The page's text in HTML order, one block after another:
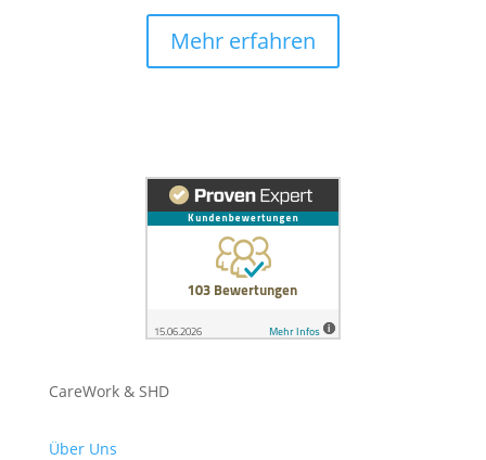
Mehr erfahren
CareWork & SHD
Über Uns